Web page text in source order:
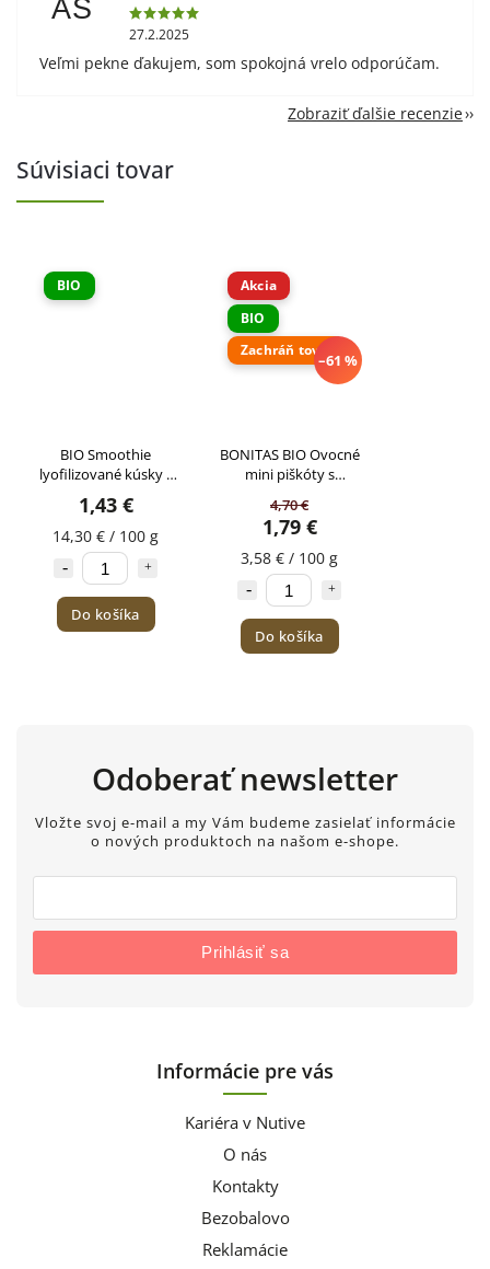
AS
27.2.2025
Veľmi pekne ďakujem, som spokojná vrelo odporúčam.
Zobraziť ďalšie recenzie
Súvisiaci tovar
BIO
BIO Smoothie
lyofilizované kúsky z
ovocia a jogurtu
BONITAS 10g
1,43 €
14,30 € / 100 g
Do košíka
Akcia
BIO
Zachráň tovar
–61 %
BONITAS BIO Ovocné
mini piškóty s
ovocím, zeleninou a
jogurtom 50g
4,70 €
1,79 €
3,58 € / 100 g
Do košíka
Odoberať newsletter
Vložte svoj e-mail a my Vám budeme zasielať informácie
o nových produktoch na našom e-shope.
Prihlásiť sa
Informácie pre vás
Kariéra v Nutive
O nás
Kontakty
Bezobalovo
Reklamácie